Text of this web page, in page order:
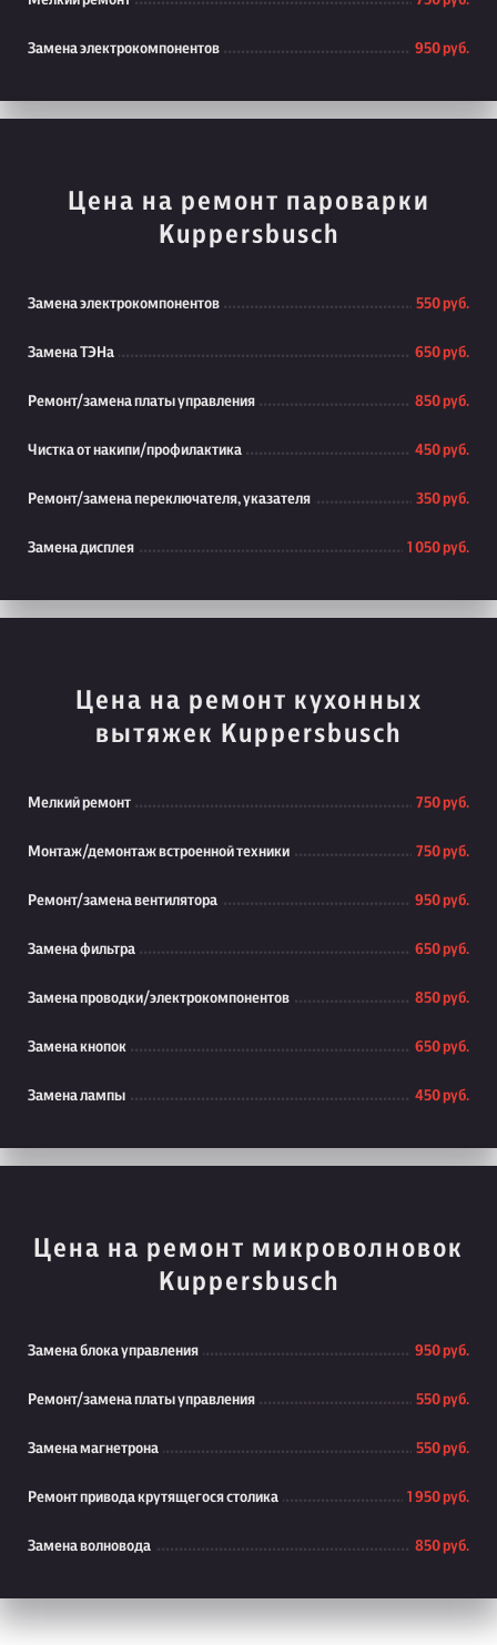
Замена электрокомпонентов 950 руб.
Цена на ремонт пароварки
Kuppersbusch
Замена электрокомпонентов 550 руб.
Замена ТЭНа 650 руб.
Ремонт/замена платы управления 850 руб.
Чистка от накипи/профилактика 450 руб.
Ремонт/замена переключателя, указателя 350 руб.
Замена дисплея 1 050 руб.
Цена на ремонт кухонных
вытяжек Kuppersbusch
Мелкий ремонт 750 руб.
Монтаж/демонтаж встроенной техники 750 руб.
Ремонт/замена вентилятора 950 руб.
Замена фильтра 650 руб.
Замена проводки/электрокомпонентов 850 руб.
Замена кнопок 650 руб.
Замена лампы 450 руб.
Цена на ремонт микроволновок
Kuppersbusch
Замена блока управления 950 руб.
Ремонт/замена платы управления 550 руб.
Замена магнетрона 550 руб.
Ремонт привода крутящегося столика 1 950 руб.
Замена волновода 850 руб.